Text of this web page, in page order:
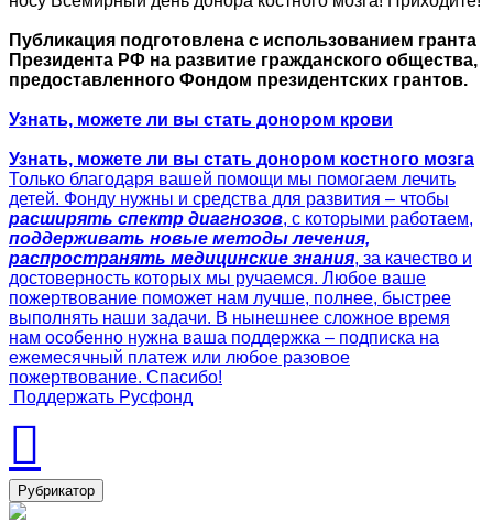
Публикация подготовлена с использованием гранта
Президента РФ на развитие гражданского общества,
предоставленного Фондом президентских грантов.
Узнать, можете ли вы стать донором крови
Узнать, можете ли вы стать донором костного мозга
Только благодаря вашей помощи мы помогаем лечить
детей. Фонду нужны и средства для развития – чтобы
расширять спектр диагнозов, с которыми работаем,
поддерживать новые методы лечения,
распространять медицинские знания, за качество и
достоверность которых мы ручаемся. Любое ваше
пожертвование поможет нам лучше, полнее, быстрее
выполнять наши задачи. В нынешнее сложное время
нам особенно нужна ваша поддержка – подписка на
ежемесячный платеж или любое разовое
пожертвование. Спасибо!
Поддержать Русфонд
Рубрикатор